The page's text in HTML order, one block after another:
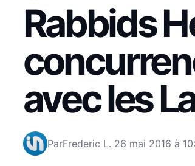
Rabbids
avec les
ParFrederic L. 26 mai 2016 à